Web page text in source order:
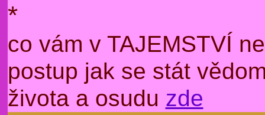
*
co vám v TAJEMSTVÍ
postup jak se stát
života a osudu zde